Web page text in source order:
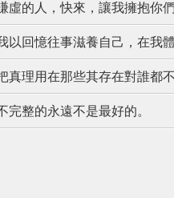
虛的人，快來，讓我擁抱你們
以回憶往事滋養自己，在我
真理用在那些其存在對誰都
完整的永遠不是最好的。